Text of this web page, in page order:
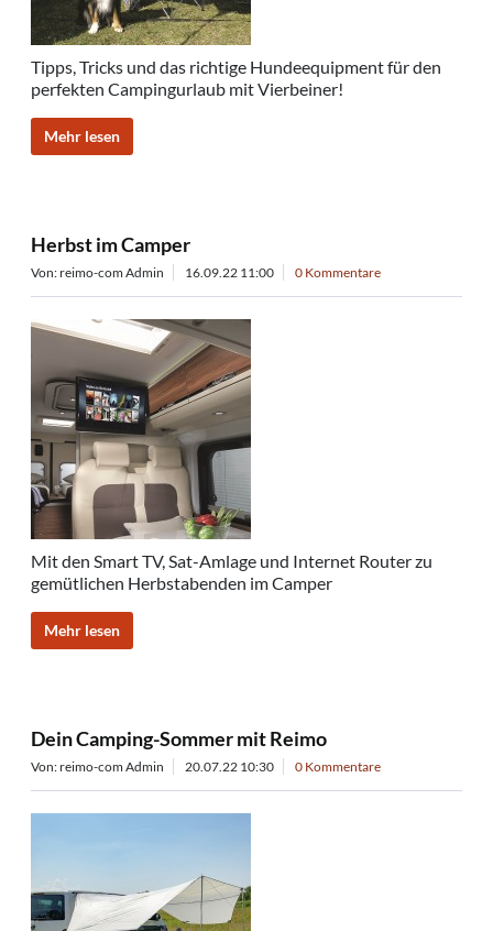
Tipps, Tricks und das richtige Hundeequipment für den
perfekten Campingurlaub mit Vierbeiner!
Mehr lesen
Herbst im Camper
Von: reimo-com Admin 16.09.22 11:00 0 Kommentare
Mit den Smart TV, Sat-Amlage und Internet Router zu
gemütlichen Herbstabenden im Camper
Mehr lesen
Dein Camping-Sommer mit Reimo
Von: reimo-com Admin 20.07.22 10:30 0 Kommentare